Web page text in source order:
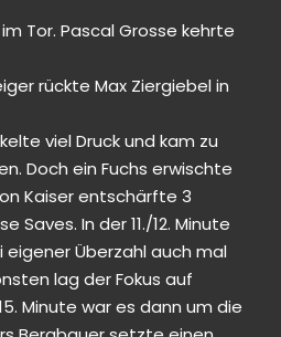
Tor. Pascal Grosse kehrte
rückte Max Ziergiebel in
viel Druck und kam zu
Doch ein Fuchs erwischte
Kaiser entschärfte 3
Saves. In der 11./12. Minute
Überzahl auch mal
lag der Fokus auf
Minute war es dann um die